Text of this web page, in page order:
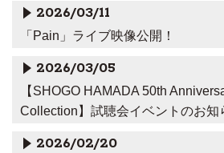
GOODS
2026/03/11
「Pain」ライブ映像公開！
2026/03/05
【SHOGO HAMADA 50th
Collection】試聴会イベントのお知
2026/02/20